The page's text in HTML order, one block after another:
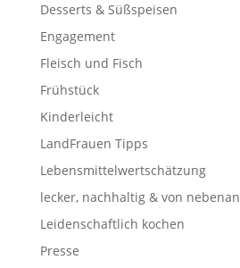
Desserts & Süßspeisen
Engagement
Fleisch und Fisch
Frühstück
Kinderleicht
LandFrauen Tipps
Lebensmittelwertschätzung
lecker, nachhaltig & von nebenan
Leidenschaftlich kochen
Presse